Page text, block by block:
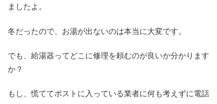
ましたよ。
冬だったので、お湯が出ないのは本当に大変です。
でも、給湯器ってどこに修理を頼むのが良いか分かります
か？
もし、慌ててポストに入っている業者に何も考えずに電話